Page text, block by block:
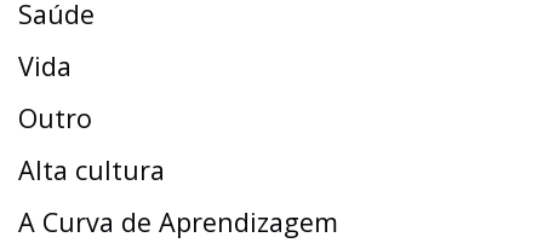
Saúde
Vida
Outro
Alta cultura
A Curva de Aprendizagem